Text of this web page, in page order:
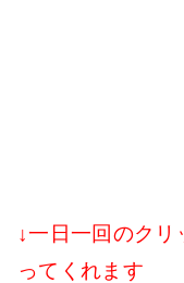
↓一日一回のク
ってくれます